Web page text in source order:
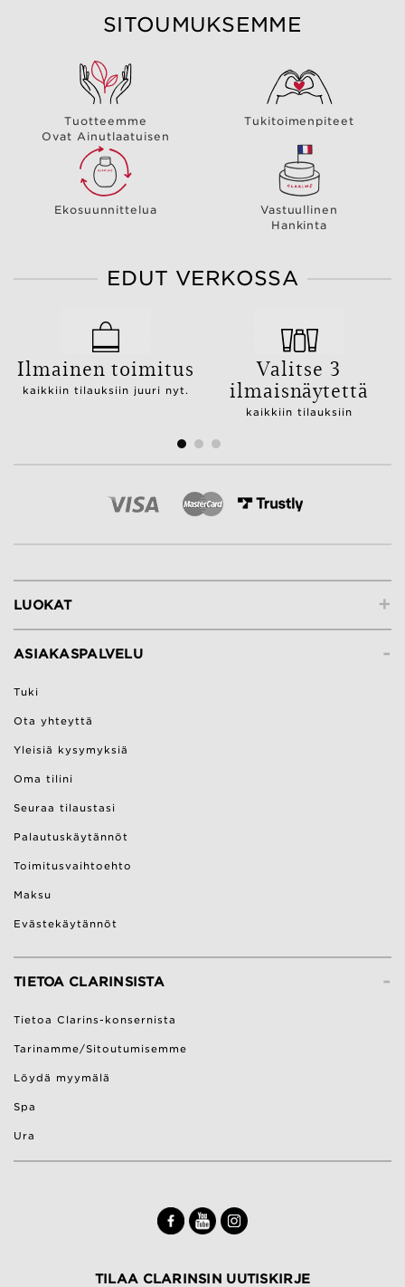
SITOUMUKSEMME
Tuotteemme
Ovat Ainutlaatuisen
Tukitoimenpiteet
Ekosuunnittelua
Vastuullinen
Hankinta
EDUT VERKOSSA
Ilmainen toimitus
kaikkiin tilauksiin juuri nyt.
Valitse 3
ilmaisnäytettä
kaikkiin tilauksiin
+
LUOKAT
-
ASIAKASPALVELU
Tuki
Ota yhteyttä
Yleisiä kysymyksiä
Oma tilini
Seuraa tilaustasi
Palautuskäytännöt
Toimitusvaihtoehto
Maksu
Evästekäytännöt
-
TIETOA CLARINSISTA
Tietoa Clarins-konsernista
Tarinamme/Sitoutumisemme
Löydä myymälä
Spa
Ura
TILAA CLARINSIN UUTISKIRJE